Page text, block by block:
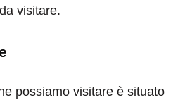
visitare.
possiamo visitare è situato